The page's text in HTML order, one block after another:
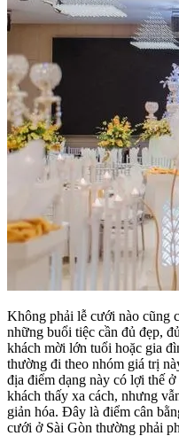
Không phải lễ cưới nào cũng
những buổi tiệc cần đủ đẹp,
khách mời lớn tuổi hoặc gia
thường đi theo nhóm giá trị
địa điểm dạng này có lợi thế
khách thấy xa cách, nhưng
giản hóa. Đây là điểm cân
cưới ở Sài Gòn thường phải